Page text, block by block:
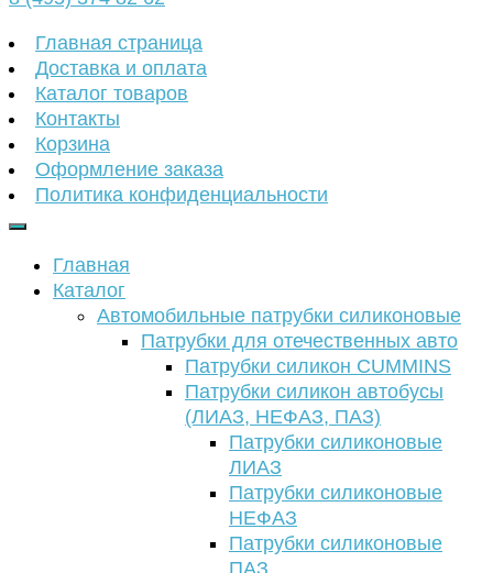
Главная страница
Доставка и оплата
Каталог товаров
Контакты
Корзина
Оформление заказа
Политика конфиденциальности
Главная
Каталог
Автомобильные патрубки силиконовые
Патрубки для отечественных авто
Патрубки силикон CUMMINS
Патрубки силикон автобусы
(ЛИАЗ, НЕФАЗ, ПАЗ)
Патрубки силиконовые
ЛИАЗ
Патрубки силиконовые
НЕФАЗ
Патрубки силиконовые
ПАЗ